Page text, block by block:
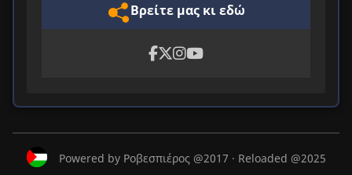
Βρείτε μας κι εδώ
Powered by Ροβεσπιέρος @2017 · Reloaded @2025